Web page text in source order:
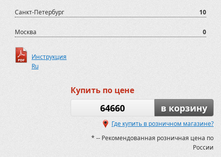
800D
Assailant 800
Assailant 800
BLADE 1000 LTX EPS
BLADE 600 LTX EPS
BLADE 600 LTX EPS 2022-
Baltmotors-SMC Jumbo 700
Санкт-Петербург 10
Москва 0
Инструкция
Ru
Купить по цене
64660 в корзину
Где купить в розничном магазине?
* -- Рекомендованная розничная цена по
России